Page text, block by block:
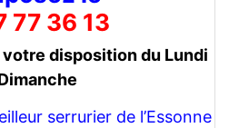
77 36 13
disposition du Lundi
serrurier de l’Essonne